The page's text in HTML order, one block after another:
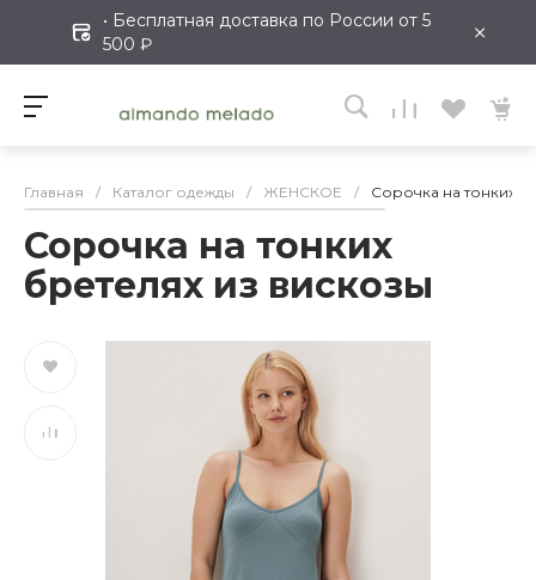
• Бесплатная доставка по России от 5
500 ₽
×
Главная / Каталог одежды / ЖЕНСКОЕ / Сорочка на тонких
Сорочка на тонких
бретелях из вискозы